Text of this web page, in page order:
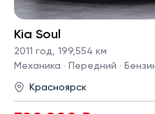
Kia Soul
2011 год
199,554 км
Механика · Передний · Бензин
Красноярск